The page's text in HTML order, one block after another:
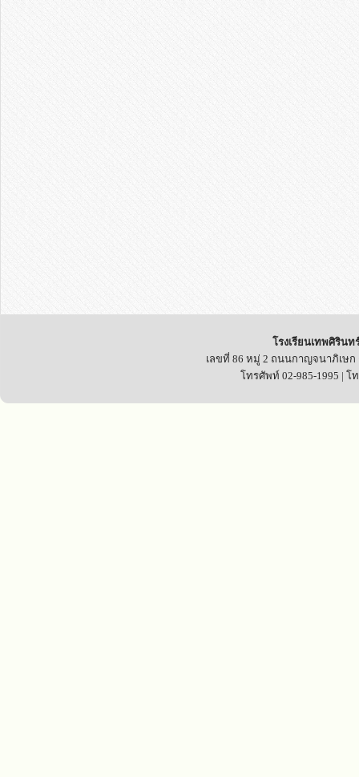
โรงเรียนเทพศิรินท
เลขที่ 86 หมู่ 2 ถนนกาญจนาภิเษก
โทรศัพท์ 02-985-1995 | โ